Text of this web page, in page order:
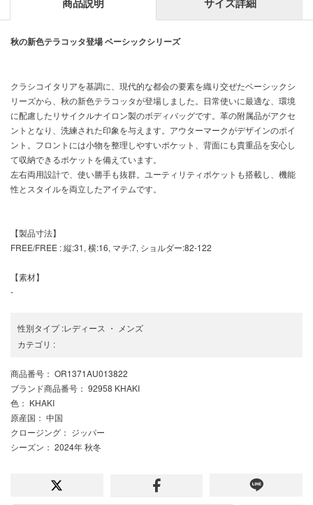
秋の新色テラコッタ登場 ベーシックシリーズ
クラシコイタリアを基調に、現代的な都会の要素を織り交ぜたベーシックシ
リーズから、秋の新色テラコッタが登場しました。日常使いに最適な、環境
に配慮したリサイクルナイロン製のボディバッグです。革の附属品がアクセ
ントとなり、洗練された印象を与えます。アウターマークがデザインのポイ
ント。フロントには小物を整理しやすいポケット、背面にも貴重品を安心し
て収納できるポケットを備えています。
左右両用設計で、使い勝手も抜群。ユーティリティポケットも搭載し、機能
性とスタイルを両立したアイテムです。
【製品寸法】
FREE/FREE : 縦:31, 横:16, マチ:7, ショルダー:82-122
【素材】
-
性別タイプ:レディース ・
メンズ
カテゴリ :
商品番号 ： OR1371AU013822
ブランド商品番号 ： 92958 KHAKI
色 ： KHAKI
原産国 ： 中国
クロージング ： ジッパー
シーズン ： 2024年 秋冬